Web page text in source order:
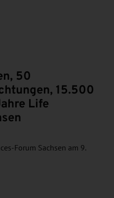
50
15.500
Life
Forum Sachsen am 9.